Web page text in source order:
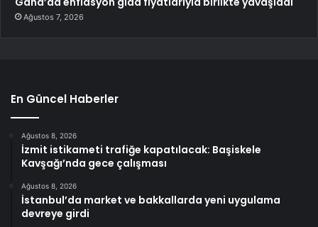
Ağustos 7, 2026
En Güncel Haberler
Ağustos 8, 2026
İzmit istikameti trafiğe kapatılacak: Başiskele
Kavşağı’nda gece çalışması
Ağustos 8, 2026
İstanbul’da market ve bakkallarda yeni uygulama
devreye girdi